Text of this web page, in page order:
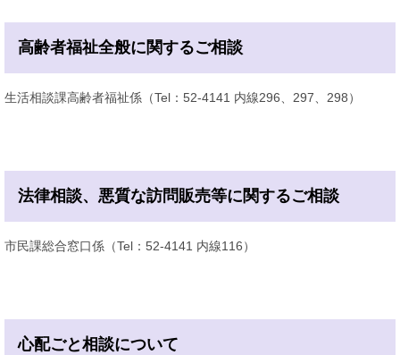
高齢者福祉全般に関するご相談
生活相談課高齢者福祉係（Tel：52-4141 内線296、297、298）
法律相談、悪質な訪問販売等に関するご相談
市民課総合窓口係（Tel：52-4141 内線116）
心配ごと相談について